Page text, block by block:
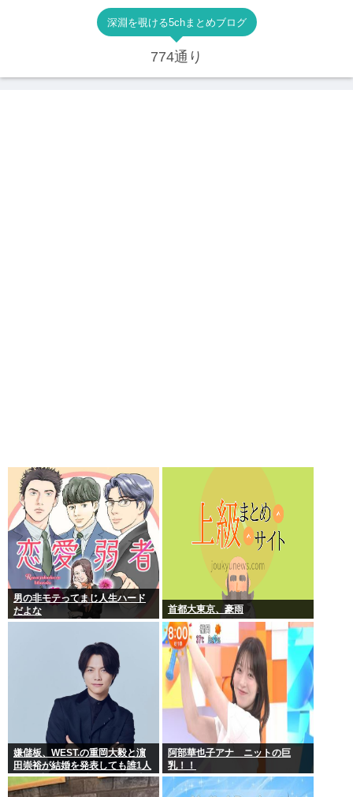
深淵を覗ける5chまとめブログ
774通り
男の非モテってまじ人生ハード
だよな
首都大東京、豪雨
嫌儲板、WEST.の重岡大毅と濵
田崇裕が結婚を発表しても誰1人
として話題にせず… どの掲示板
もSNSもトレンドなのにどうし
阿部華也子アナ ニットの巨
乳！！